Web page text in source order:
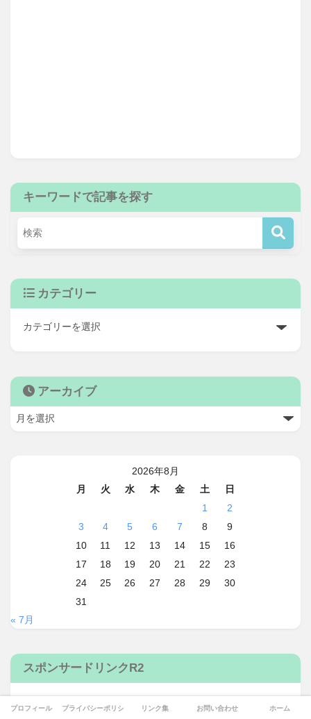
キーワードで記事を探す
カテゴリー
アーカイブ
2026年8月
月
火 水 木 金 土
日
1
2
3
4 5 6 7 8
9
10
11 12 13 14 15
16
17
18 19 20 21 22
23
24
25 26 27 28 29
30
31
« 7月
スポンサードリンクR2
プロフィール プライバシーポリシー リンク集 お問い合わせ ホーム